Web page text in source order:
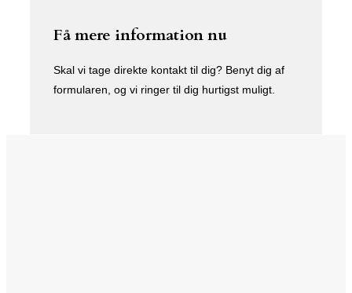
Få mere information nu
Skal vi tage direkte kontakt til dig? Benyt dig af
formularen, og vi ringer til dig hurtigst muligt.